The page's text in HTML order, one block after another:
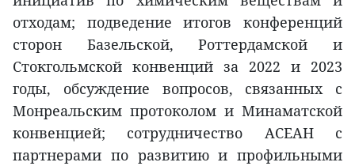
отходам; подведение итогов конференций
сторон Базельской, Роттердамской и
Стокгольмской конвенций за 2022 и 2023
годы, обсуждение вопросов, связанных с
Монреальским протоколом и Минаматской
конвенцией; сотрудничество АСЕАН с
партнерами по развитию и профильными